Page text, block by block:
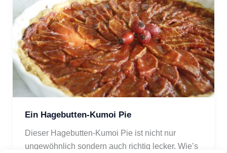
Ein Hagebutten-Kumoi Pie
Dieser Hagebutten-Kumoi Pie ist nicht nur
ungewöhnlich sondern auch richtig lecker. Wie’s